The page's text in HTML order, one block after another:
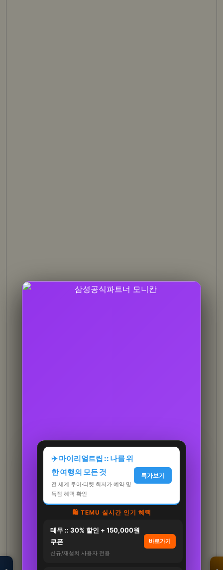
✈️ 마이리얼트립 :: 나를 위
한 여행의 모든 것
전 세계 투어·티켓 최저가 예약 및
독점 혜택 확인
특가보기
🛍️ TEMU 실시간 인기 혜택
테무 :: 30% 할인 + 150,000원
쿠폰
신규/재설치 사용자 전용
바로가기